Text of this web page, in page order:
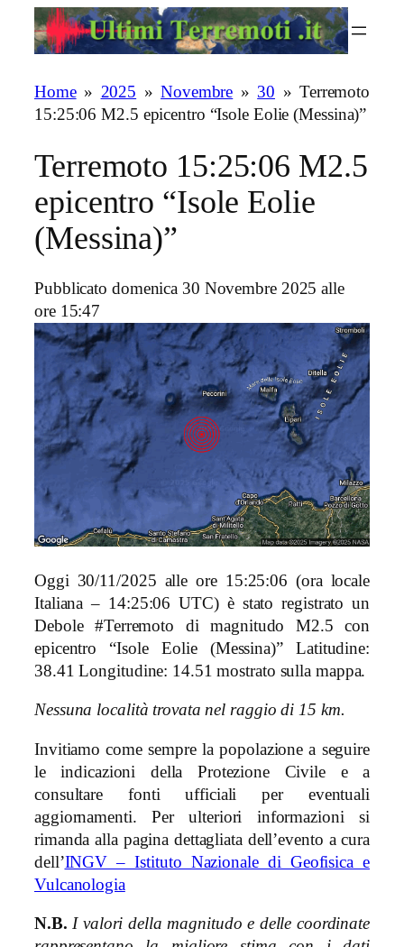
Home» 2025 »Novembre » 30 » Terremoto
15:25:06 M2.5 epicentro “Isole Eolie (Messina)”
Terremoto 15:25:06 M2.5
epicentro “Isole Eolie
(Messina)”
Pubblicato domenica 30 Novembre 2025 alle
ore 15:47
Oggi 30/11/2025 alle ore 15:25:06 (ora locale
Italiana – 14:25:06 UTC) è stato registrato un
Debole #Terremoto di magnitudo M2.5 con
epicentro “Isole Eolie (Messina)” Latitudine:
38.41 Longitudine: 14.51 mostrato sulla mappa.
Nessuna località trovata nel raggio di 15 km.
Invitiamo come sempre la popolazione a seguire
le indicazioni della Protezione Civile e a
consultare fonti ufficiali per eventuali
aggiornamenti. Per ulteriori informazioni si
rimanda alla pagina dettagliata dell’evento a cura
dell’INGV – Istituto Nazionale di Geofisica e
Vulcanologia
N.B. I valori della magnitudo e delle coordinate